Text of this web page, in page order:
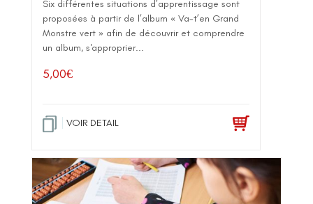
Six différentes situations d’apprentissage sont
proposées à partir de l’album « Va-t’en Grand
Monstre vert » afin de découvrir et comprendre
un album, s'approprier...
5,00€
VOIR DETAIL